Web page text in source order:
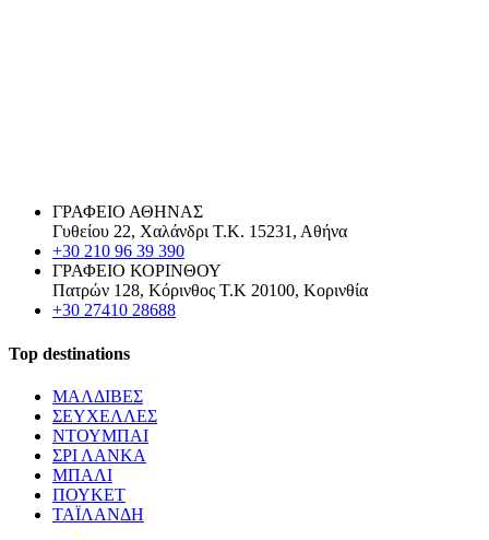
ΓΡΑΦΕΙΟ ΑΘΗΝΑΣ
Γυθείου 22, Χαλάνδρι Τ.Κ. 15231, Αθήνα
+30 210 96 39 390
ΓΡΑΦΕΙΟ ΚΟΡΙΝΘΟΥ
Πατρών 128, Κόρινθος Τ.Κ 20100, Κορινθία
+30 27410 28688
Top destinations
ΜΑΛΔΙΒΕΣ
ΣΕΥΧΕΛΛΕΣ
ΝΤΟΥΜΠΑΙ
ΣΡΙ ΛΑΝΚΑ
ΜΠΑΛΙ
ΠΟΥΚΕΤ
ΤΑΪΛΑΝΔΗ